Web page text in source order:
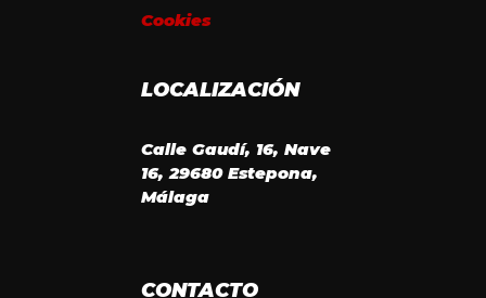
Cookies
LOCALIZACIÓN
Calle Gaudí, 16, Nave
16, 29680 Estepona,
Málaga
CONTACTO